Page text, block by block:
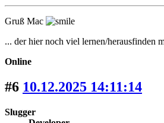
Gruß Mac
... der hier noch viel lernen/herausfinden
Online
#6 10.12.2025 14:11:14
Slugger